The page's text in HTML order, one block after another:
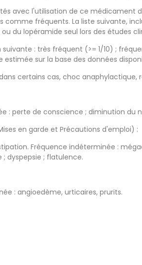
avec l'utilisation de ce médicament
fréquents. La liste suivante,
du lopéramide seul lors des études
: très fréquent (>= 1/10) ;
sur la base des données
certains cas, choc anaphylactique,
: perte de conscience ; diminution du
en garde et Précautions d'emploi) :
Fréquence indéterminée :
dyspepsie ; flatulence.
: angioedème, urticaires, prurits.